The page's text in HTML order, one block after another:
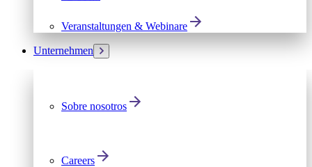
Veranstaltungen & Webinare
Unternehmen
Sobre nosotros
Careers